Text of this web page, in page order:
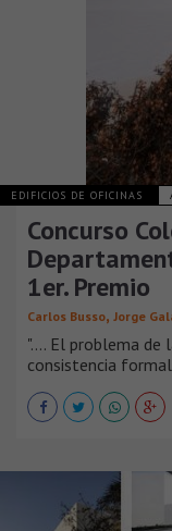
EDIFICIOS DE OFICINAS
Concurso
1er. Premio
Carlos Busso, Jorge
"…. El problema de
consistencia